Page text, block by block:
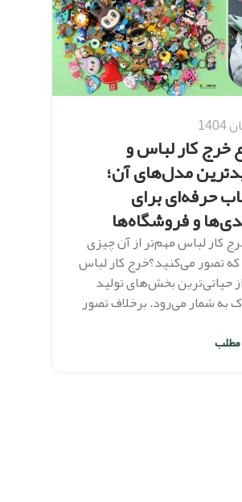
خرج کار لباس و
مدل‌های آن؛
حرفه‌ای برای
و فروشگاه‌ها
کار لباس مهم‌تر از آن چیزی
تصور می‌کنید؟خرج کار لباس
حیاتی‌ترین بخش‌های تولید
به شمار می‌رود. برخلاف تصور
مطلب